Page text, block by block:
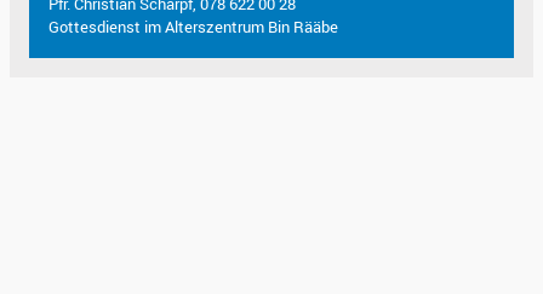
Gottesdienst im Alterszentrum Bin Rääbe